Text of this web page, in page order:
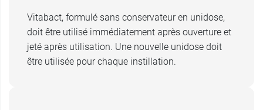
En cas de traitement simultané avec un autre
collyre, il est nécessaire de
patienter 15 minutes
entre les 2 instillations
Prévenez votre médecin si vous prenez
actuellement, ou avez pris récemment un autre
Vitabact, formulé sans conservateur en unidose,
doit être utilisé immédiatement après ouverture et
jeté après utilisation. Une nouvelle unidose doit
être utilisée pour chaque instillation.